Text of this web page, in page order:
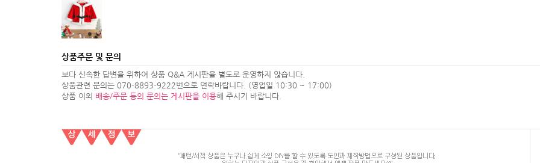
상품주문 및 문의
보다 신속한 답변을 위하여 상품 Q&A 게시판을 별도로 운영하지 않습니다.
상품관련 문의는 070-8893-9222번으로 연락바랍니다. (영업일 10:30 ~ 17:00)
상품 이외 배송/주문 등의 문의는 게시판을 이용해 주시기 바랍니다.